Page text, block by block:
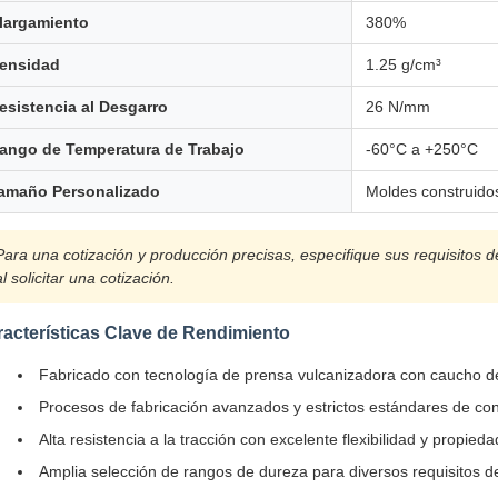
380%
1.25 g/cm³
al Desgarro 26 N/mm
de Temperatura de Trabajo -60°C a +250°C
Personalizado Moldes
una cotización y producción precisas, especifique sus requisitos
solicitar una cotización.
Clave de Rendimiento
Fabricado con tecnología de prensa vulcanizadora con caucho
Procesos de fabricación avanzados y estrictos estándares de
Alta resistencia a la tracción con excelente flexibilidad y
Amplia selección de rangos de dureza para diversos requisitos